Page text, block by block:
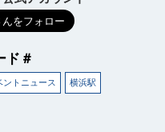
ド＃
トニュース 横浜駅